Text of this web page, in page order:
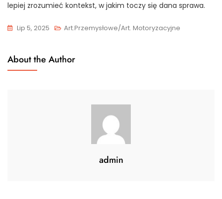
lepiej zrozumieć kontekst, w jakim toczy się dana sprawa.
Lip 5, 2025 Art.przemysłowe/Art. Motoryzacyjne
About the Author
admin